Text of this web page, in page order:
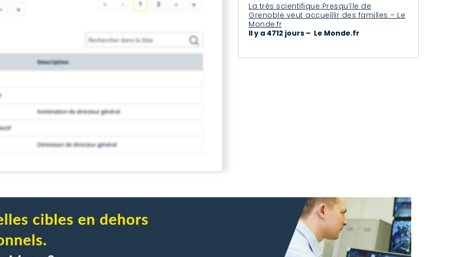
La très scientifique Presqu’île de
Grenoble veut accueillir des familles – Le
Monde.fr
Il y a 4712 jours – Le Monde.fr